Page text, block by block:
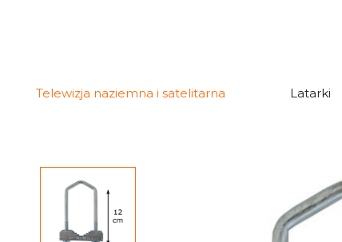
Telewizja naziemna i satelitarna Latarki